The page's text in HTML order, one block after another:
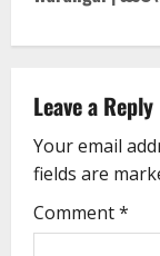
Leave a Reply
Your email
fields are
Comment*